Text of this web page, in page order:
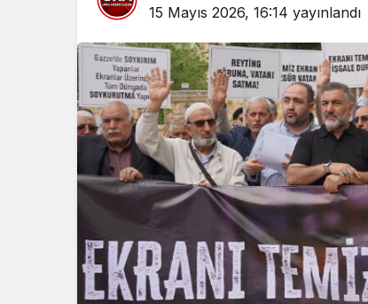
15 Mayıs 2026, 16:14 yayınlandı